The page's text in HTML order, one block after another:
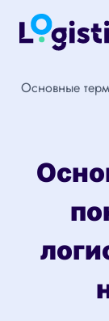
Перейти
Основные